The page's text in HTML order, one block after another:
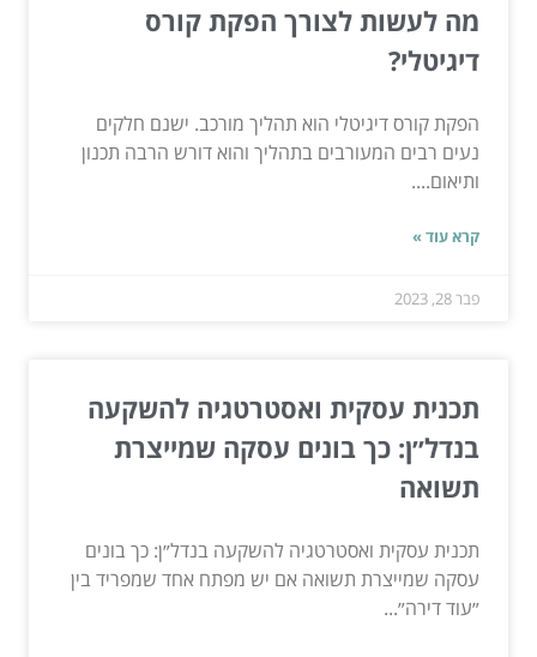
מה לעשות לצורך הפקת קורס
דיגיטלי?
הפקת קורס דיגיטלי הוא תהליך מורכב. ישנם חלקים
נעים רבים המעורבים בתהליך והוא דורש הרבה תכנון
ותיאום....
קרא עוד »
פבר 28, 2023
תכנית עסקית ואסטרטגיה להשקעה
בנדל״ן: כך בונים עסקה שמייצרת
תשואה
תכנית עסקית ואסטרטגיה להשקעה בנדל״ן: כך בונים
עסקה שמייצרת תשואה אם יש מפתח אחד שמפריד בין
״עוד דירה״...